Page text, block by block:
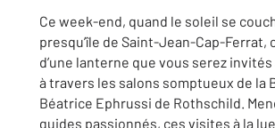
Ce week-end, quand le soleil se
presqu’île de Saint-Jean-Cap-Ferrat,
d’une lanterne que vous serez
à travers les salons somptueux de la
Béatrice Ephrussi de Rothschild.
guides passionnés, ces visites à la